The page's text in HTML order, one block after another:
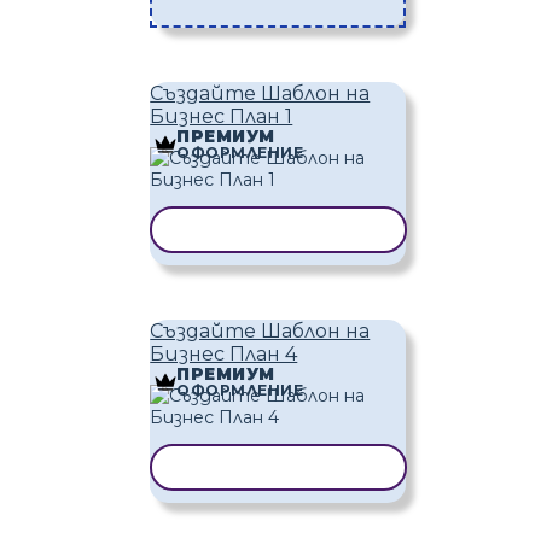
Създайте Шаблон на
Бизнес План 1
ПРЕМИУМ
ОФОРМЛЕНИЕ
Създайте Шаблон на
Бизнес План 4
ПРЕМИУМ
ОФОРМЛЕНИЕ